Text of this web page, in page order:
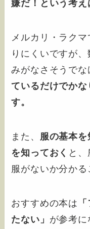
嫌だ！という考え
メルカリ・ラク
りにくいですが
みがなさそうでな
ているだけでか
す。
また、
服の基本
を知っておく と
服がないか分かる
おすすめの本は
たない」 が参考に